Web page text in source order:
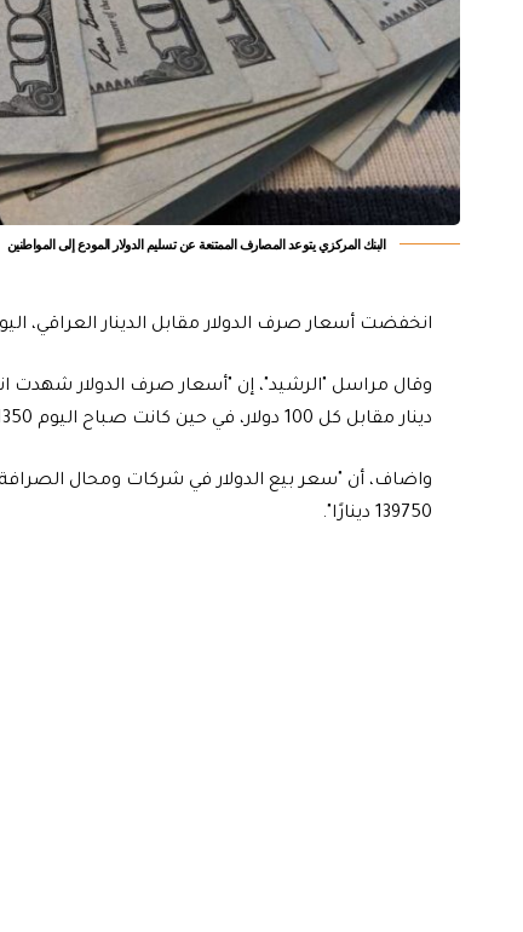
البنك المركزي يتوعد المصارف الممتنعة عن تسليم الدولار المودع إلى المواطنين
انخفضت أسعار صرف الدولار مقابل الدينار العراقي،
دينار مقابل كل 100 دولار، في حين كانت صباح اليوم 141350 دينارًا".
139750 دينارًا".